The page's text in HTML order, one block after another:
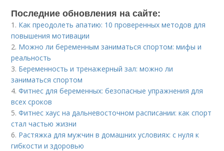
Последние обновления на сайте:
1. Как преодолеть апатию: 10 проверенных методов для
повышения мотивации
2. Можно ли беременным заниматься спортом: мифы и
реальность
3. Беременность и тренажерный зал: можно ли
заниматься спортом
4.Фитнес для беременных: безопасные упражнения для
всех сроков
5.Фитнес хаус на дальневосточном расписании: как спорт
стал частью жизни
6. Растяжка для мужчин в домашних условиях: с нуля к
гибкости и здоровью